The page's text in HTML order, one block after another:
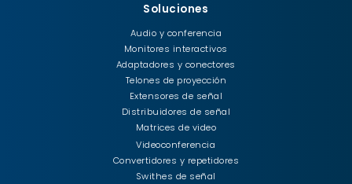
Soluciones
Audio y conferencia
Monitores interactivos
Adaptadores y conectores
Telones de proyección
Extensores de señal
Distribuidores de señal
Matrices de video
Videoconferencia
Convertidores y repetidores
Swithes de señal